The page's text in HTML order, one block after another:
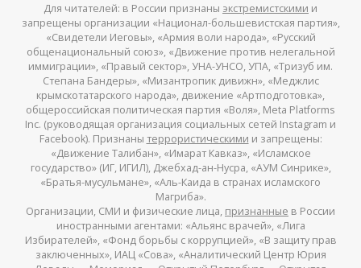
Для читателей: в России признаны экстремистскими и
запрещены организации «Национал-большевистская партия»,
«Свидетели Иеговы», «Армия воли народа», «Русский
общенациональный союз», «Движение против нелегальной
иммиграции», «Правый сектор», УНА-УНСО, УПА, «Тризуб им.
Степана Бандеры», «Мизантропик дивижн», «Меджлис
крымскотатарского народа», движение «Артподготовка»,
общероссийская политическая партия «Воля», Meta Platforms
Inc. (руководящая организация социальных сетей Instagram и
Facebook). Признаны террористическими и запрещены:
«Движение Талибан», «Имарат Кавказ», «Исламское
государство» (ИГ, ИГИЛ), Джебхад-ан-Нусра, «АУМ Синрике»,
«Братья-мусульмане», «Аль-Каида в странах исламского
Магриба».
Организации, СМИ и физические лица, признанные в России
иностранными агентами: «Альянс врачей», «Лига
Избирателей», «Фонд борьбы с коррупцией», «В защиту прав
заключенных», ИАЦ «Сова», «Аналитический Центр Юрия